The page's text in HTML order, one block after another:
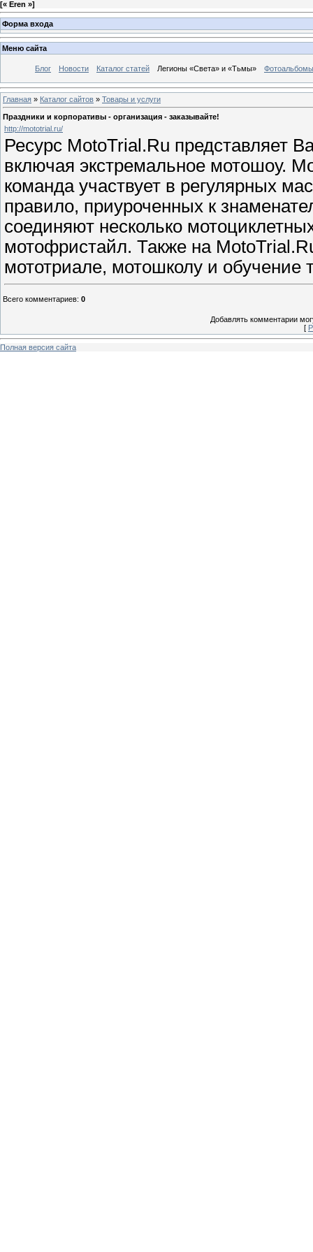
[« Eren »]
Форма входа
Меню сайта
Блог Новости Каталог статей Легионы «Света» и «Тьмы» Фотоальбомы
Главная » Каталог сайтов » Товары и услуги
Праздники и корпоративы - организация - заказывайте!
http://mototrial.ru/
Ресурс MotoTrial.Ru представляет
включая экстремальное мотошоу.
команда участвует в регулярных
правило, приуроченных к
соединяют несколько
мотофристайл. Также на
мототриале, мотошколу и обучение
Всего комментариев: 0
Добавлять комментарии
[
Полная версия сайта